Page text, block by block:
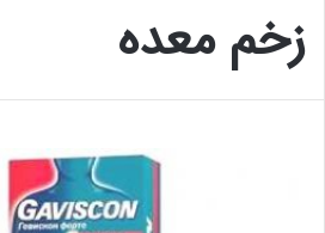
زخم معده